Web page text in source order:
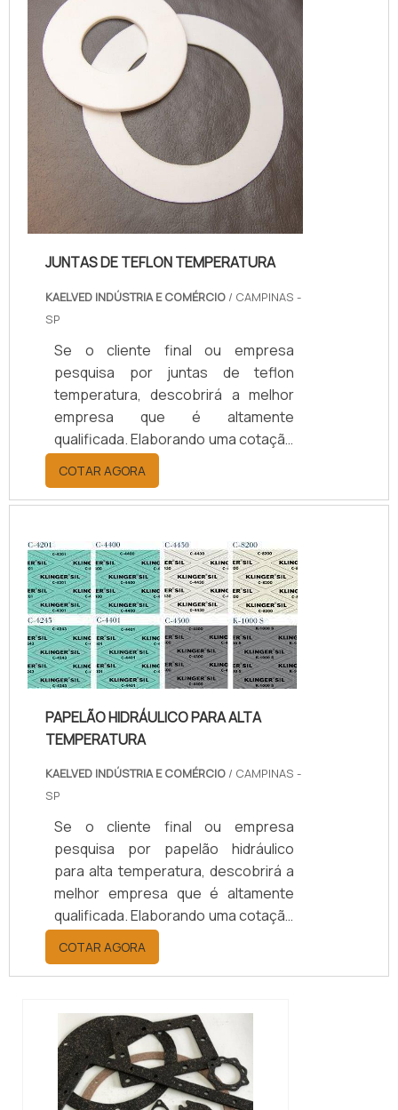
proteção com comprometimento
com o resultado dos clientes.MAIS
SOBRE EMPRESA DE JUNTAS...
JUNTAS DE TEFLON TEMPERATURA
KAELVED INDÚSTRIA E COMÉRCIO / CAMPINAS -
SP
Se o cliente final ou empresa
pesquisa por juntas de teflon
temperatura, descobrirá a melhor
empresa que é altamente
qualificada. Elaborando uma cotação
por meio da plataforma e
descobrindo a melhor referência do
mercado.Sim, aqui é o lugar certo!
temperatura, com os colaboradores
da kaelved obterá excelente custo-
benefício com assessoria técnica
especializada.UM POUCO MAIS
SOBRE JUNTAS DE TEFLON
TEMPERA...
COTAR AGORA
PAPELÃO HIDRÁULICO PARA ALTA
TEMPERATURA
KAELVED INDÚSTRIA E COMÉRCIO / CAMPINAS -
SP
Se o cliente final ou empresa
pesquisa por papelão hidráulico
para alta temperatura, descobrirá a
melhor empresa que é altamente
qualificada. Elaborando uma cotação
por meio da plataforma e
descobrindo a melhor referência do
mercado.MAIS INFORMAÇÕES
HIDRÁULICO PARA ALTA
TEMPERATURASe alguém pesquisar
papelão hidráulico para alta
temperatura encontra na internet a
COTAR AGORA